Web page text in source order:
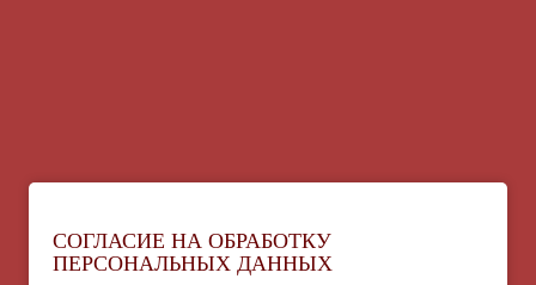
СОГЛАСИЕ НА ОБРАБОТКУ
ПЕРСОНАЛЬНЫХ ДАННЫХ